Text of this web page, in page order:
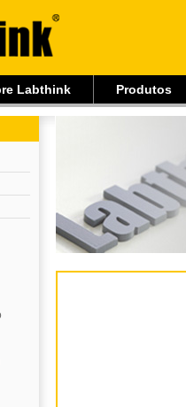
Labthink Produtos